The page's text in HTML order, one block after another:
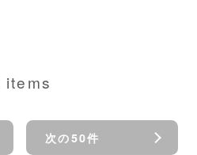
items
次の50件